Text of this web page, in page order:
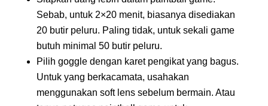
Sebab, untuk 2×20 menit, biasanya disediakan
20 butir peluru. Paling tidak, untuk sekali game
butuh minimal 50 butir peluru.
Pilih goggle dengan karet pengikat yang bagus.
Untuk yang berkacamata, usahakan
menggunakan soft lens sebelum bermain. Atau